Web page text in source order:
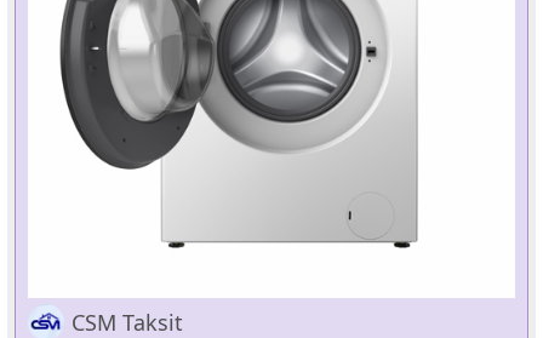
CSM Taksit